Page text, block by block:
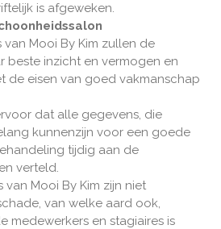
is afgeweken.
van Mooi By Kim zullen de
beste inzicht en vermogen en
de eisen van goed vakmanschap
dat alle gegevens, die
kunnenzijn voor een goede
tijdig aan de
verteld.
van Mooi By Kim zijn niet
van welke aard ook,
medewerkers en stagiaires is